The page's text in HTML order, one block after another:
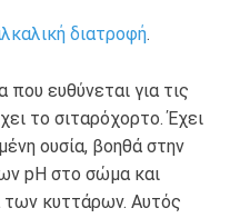
διατροφή.
ευθύνεται για τις
το σιταρόχορτο. Έχει
ουσία, βοηθά στην
pH στο σώμα και
των κυττάρων. Αυτός